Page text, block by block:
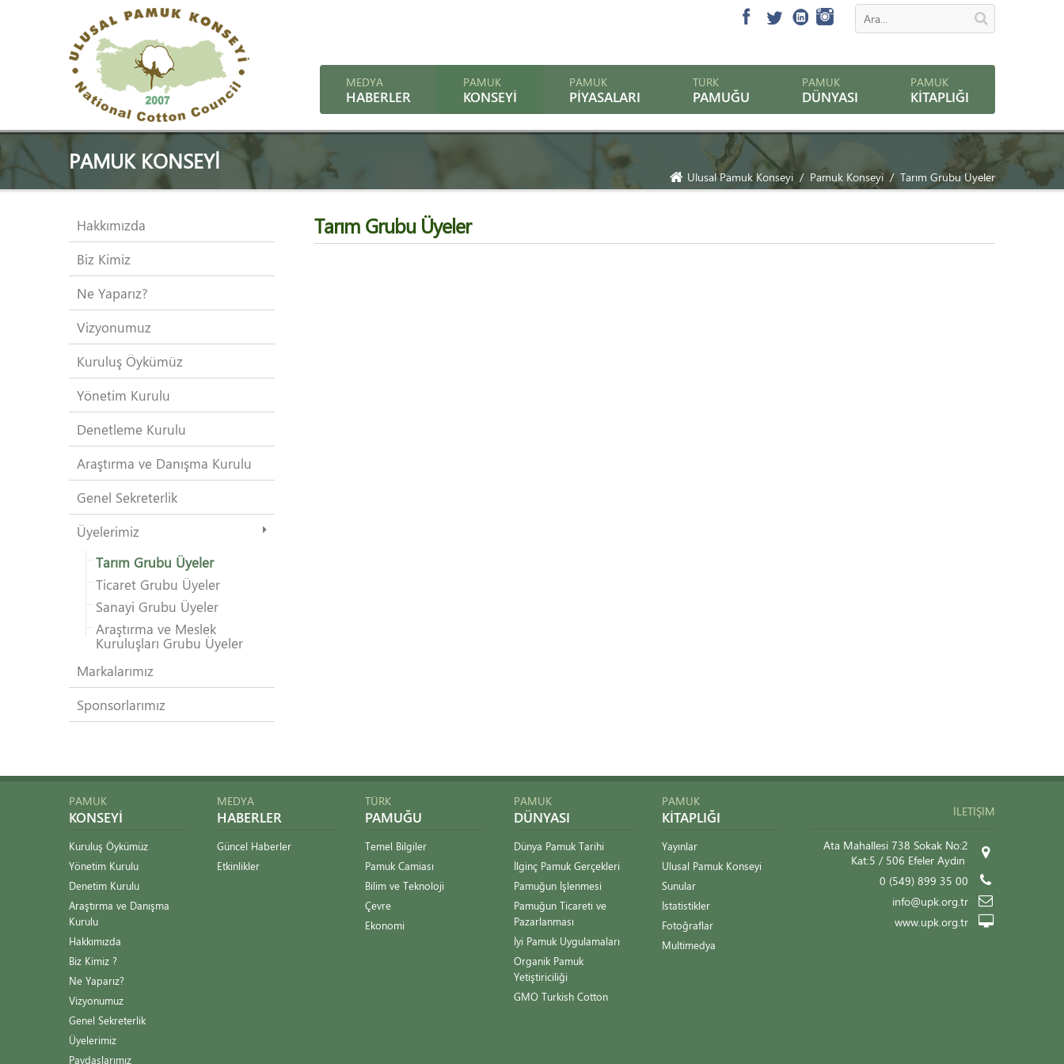
MEDYA
HABERLER
PAMUK
KONSEYI
PAMUK
PIYASALARI
TÜRK
PAMUĞU
PAMUK
DÜNYASI
PAMUK
KITAPLIĞI
PAMUK KONSEYI
Ulusal Pamuk Konseyi Pamuk Konseyi Tarım Grubu Üyeler
Tarım Grubu Üyeler
Hakkımızda
Biz Kimiz
Ne Yaparız?
Vizyonumuz
Kuruluş Öykümüz
Yönetim Kurulu
Denetleme Kurulu
Araştırma ve Danışma Kurulu
Genel Sekreterlik
Üyelerimiz
Tarım Grubu Üyeler
Ticaret Grubu Üyeler
Sanayi Grubu Üyeler
Araştırma ve Meslek
Kuruluşları Grubu Üyeler
Markalarımız
Sponsorlarımız
PAMUK
KONSEYI
Kuruluş Öykümüz
Yönetim Kurulu
Denetim Kurulu
Araştırma ve Danışma
Kurulu
Hakkımızda
Biz Kimiz ?
Ne Yaparız?
Vizyonumuz
Genel Sekreterlik
Üyelerimiz
Paydaşlarımız
MEDYA
HABERLER
Güncel Haberler
Etkinlikler
TÜRK
PAMUĞU
Temel Bilgiler
Pamuk Camiası
Bilim ve Teknoloji
Çevre
Ekonomi
PAMUK
DÜNYASI
Dünya Pamuk Tarihi
İlginç Pamuk Gerçekleri
Pamuğun İşlenmesi
Pamuğun Ticareti ve
Pazarlanması
İyi Pamuk Uygulamaları
Organik Pamuk
Yetiştiriciliği
GMO Turkish Cotton
PAMUK
KITAPLIĞI
Yayınlar
Ulusal Pamuk Konseyi
Sunular
İstatistikler
Fotoğraflar
Multimedya
İLETIŞIM
Ata Mahallesi 738 Sokak No:2
Kat:5 / 506 Efeler Aydın
0 (549) 899 35 00
info@upk.org.tr
www.upk.org.tr